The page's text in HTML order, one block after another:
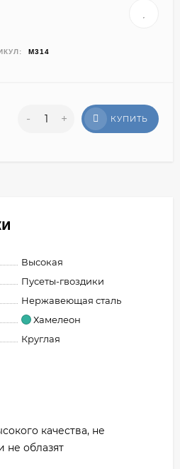
М314
- + КУПИТЬ
Высокая
Пусеты-гвоздики
Нержавеющая сталь
Хамелеон
Круглая
качества, не
не облазят